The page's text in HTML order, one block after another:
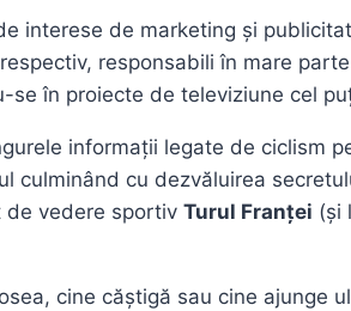
interese de marketing și
responsabili în mare
în proiecte de televiziune cel
informații legate de ciclism
cu dezvăluirea
de vedere sportiv Turul Franței (și
cine căștigă sau cine ajunge